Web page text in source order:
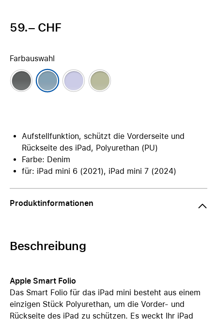
59.– CHF
Farbauswahl
Aufstellfunktion, schützt die Vorderseite und
Rückseite des iPad, Polyurethan (PU)
Farbe: Denim
für: iPad mini 6 (2021), iPad mini 7 (2024)
Produktinformationen
Beschreibung
Apple Smart Folio
Das Smart Folio für das iPad mini besteht aus einem
einzigen Stück Polyurethan, um die Vorder- und
Rückseite des iPad zu schützen. Es weckt Ihr iPad